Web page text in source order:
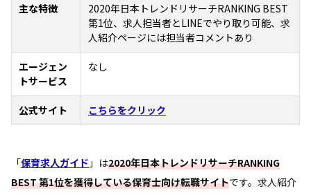
主な特徴
2020年日本トレンドリサーチRANKING BEST
第1位、求人担当者とLINEでやり取り可能、求
人紹介ページには担当者コメントあり
エージェン
トサービス
なし
公式サイト こちらをクリック
「保育求人ガイド 」は2020年日本トレンドリサーチRANKING
BEST 第1位を獲得している保育士向け転職サイトです。求人紹介